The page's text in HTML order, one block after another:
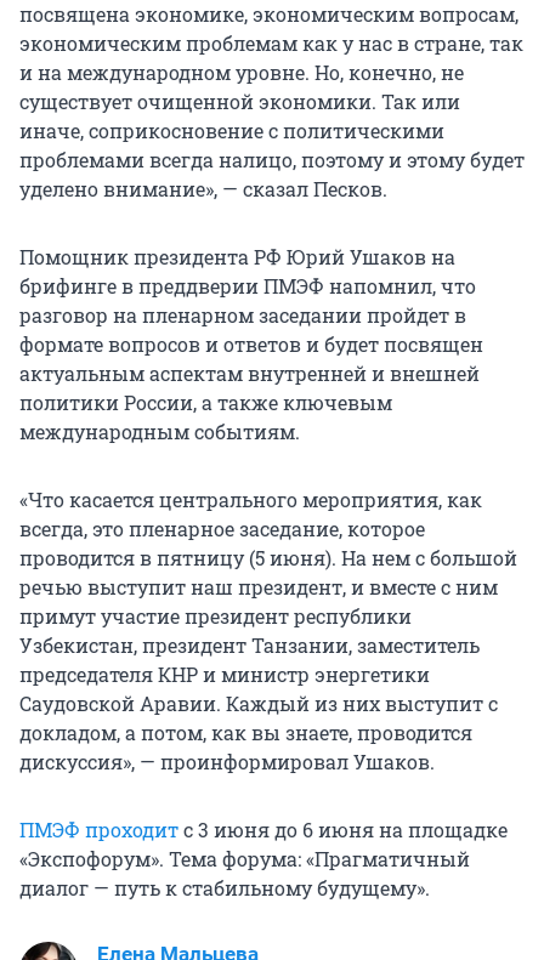
посвящена экономике, экономическим вопросам,
экономическим проблемам как у нас в стране, так
и на международном уровне. Но, конечно, не
существует очищенной экономики. Так или
иначе, соприкосновение с политическими
проблемами всегда налицо, поэтому и этому будет
уделено внимание», — сказал Песков.
Помощник президента РФ Юрий Ушаков на
брифинге в преддверии ПМЭФ напомнил, что
разговор на пленарном заседании пройдет в
формате вопросов и ответов и будет посвящен
актуальным аспектам внутренней и внешней
политики России, а также ключевым
международным событиям.
«Что касается центрального мероприятия, как
всегда, это пленарное заседание, которое
проводится в пятницу (5 июня). На нем с большой
речью выступит наш президент, и вместе с ним
примут участие президент республики
Узбекистан, президент Танзании, заместитель
председателя КНР и министр энергетики
Саудовской Аравии. Каждый из них выступит с
докладом, а потом, как вы знаете, проводится
дискуссия», — проинформировал Ушаков.
ПМЭФ проходитс 3 июня до 6 июня на площадке
«Экспофорум». Тема форума: «Прагматичный
диалог — путь к стабильному будущему».
Елена Мальцева